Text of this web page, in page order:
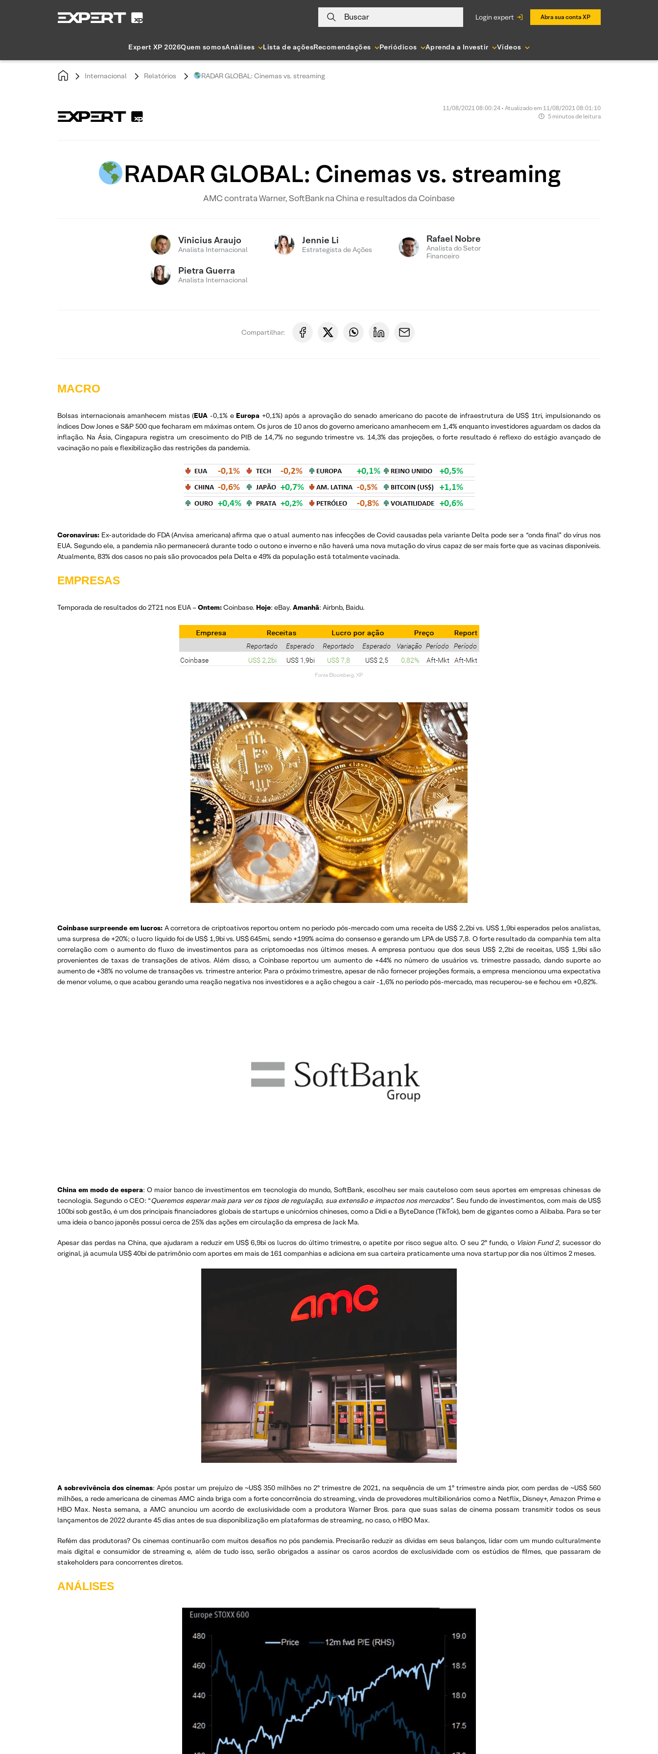
Buscar login expert Abra sua conta XP
Expert XP 2026Quem somosAnálises Lista de açõesRecomendações Periódicos Aprenda a Investir Vídeos
Internacional Relatórios RADAR GLOBAL: Cinemas vs. streaming
11/08/2021 08:00:24 • Atualizado em 11/08/2021 08:01:10
5 minutos de leitura
RADAR GLOBAL: Cinemas vs. streaming
AMC contrata Warner, SoftBank na China e resultados da Coinbase
Vinicius Araujo
Analista Internacional
Jennie Li
Estrategista de Ações
Rafael Nobre
Analista do Setor
Financeiro
Pietra Guerra
Analista Internacional
Compartilhar:
MACRO
Bolsas internacionais amanhecem mistas (EUA -0,1% e Europa +0,1%) após a aprovação do senado americano do pacote de infraestrutura de US$ 1tri, impulsionando os
índices Dow Jones e S&P 500 que fecharam em máximas ontem. Os juros de 10 anos do governo americano amanhecem em 1,4% enquanto investidores aguardam os dados da
inflação. Na Ásia, Cingapura registra um crescimento do PIB de 14,7% no segundo trimestre vs. 14,3% das projeções, o forte resultado é reflexo do estágio avançado de
vacinação no país e flexibilização das restrições da pandemia.
Coronavírus: Ex-autoridade do FDA (Anvisa americana) afirma que o atual aumento nas infecções de Covid causadas pela variante Delta pode ser a “onda final” do vírus nos
EUA. Segundo ele, a pandemia não permanecerá durante todo o outono e inverno e não haverá uma nova mutação do vírus capaz de ser mais forte que as vacinas disponíveis.
Atualmente, 83% dos casos no país são provocados pela Delta e 49% da população está totalmente vacinada.
EMPRESAS
Temporada de resultados do 2T21 nos EUA –Ontem:Coinbase. Hoje: eBay. Amanhã: Airbnb, Baidu.
Coinbase surpreende em lucros: A corretora de criptoativos reportou ontem no período pós-mercado com uma receita de US$ 2,2bi vs. US$ 1,9bi esperados pelos analistas,
uma surpresa de +20%; o lucro líquido foi de US$ 1,9bi vs. US$ 645mi, sendo +199% acima do consenso e gerando um LPA de US$ 7,8. O forte resultado da companhia tem alta
correlação com o aumento do fluxo de investimentos para as criptomoedas nos últimos meses. A empresa pontuou que dos seus US$ 2,2bi de receitas, US$ 1,9bi são
provenientes de taxas de transações de ativos. Além disso, a Coinbase reportou um aumento de +44% no número de usuários vs. trimestre passado, dando suporte ao
aumento de +38% no volume de transações vs. trimestre anterior. Para o próximo trimestre, apesar de não fornecer projeções formais, a empresa mencionou uma expectativa
de menor volume, o que acabou gerando uma reação negativa nos investidores e a ação chegou a cair -1,6% no período pós-mercado, mas recuperou-se e fechou em +0,82%.
China em modo de espera: O maior banco de investimentos em tecnologia do mundo, SoftBank, escolheu ser mais cauteloso com seus aportes em empresas chinesas de
tecnologia. Segundo o CEO: “Queremos esperar mais para ver os tipos de regulação, sua extensão e impactos nos mercados”. Seu fundo de investimentos, com mais de US$
100bi sob gestão, é um dos principais financiadores globais de startups e unicórnios chineses, como a Didi e a ByteDance (TikTok), bem de gigantes como a Alibaba. Para se ter
uma ideia o banco japonês possui cerca de 25% das ações em circulação da empresa de Jack Ma.
Apesar das perdas na China, que ajudaram a reduzir em US$ 6,9bi os lucros do último trimestre, o apetite por risco segue alto. O seu 2º fundo, o Vision Fund 2, sucessor do
original, já acumula US$ 40bi de patrimônio com aportes em mais de 161 companhias e adiciona em sua carteira praticamente uma nova startup por dia nos últimos 2 meses.
A sobrevivência dos cinemas: Após postar um prejuízo de ~US$ 350 milhões no 2º trimestre de 2021, na sequência de um 1º trimestre ainda pior, com perdas de ~US$ 560
milhões, a rede americana de cinemas AMC ainda briga com a forte concorrência do streaming, vinda de provedores multibilionários como a Netflix, Disney+, Amazon Prime e
HBO Max. Nesta semana, a AMC anunciou um acordo de exclusividade com a produtora Warner Bros. para que suas salas de cinema possam transmitir todos os seus
lançamentos de 2022 durante 45 dias antes de sua disponibilização em plataformas de streaming, no caso, o HBO Max.
Refém das produtoras? Os cinemas continuarão com muitos desafios no pós pandemia. Precisarão reduzir as dívidas em seus balanços, lidar com um mundo culturalmente
mais digital e consumidor de streaming e, além de tudo isso, serão obrigados a assinar os caros acordos de exclusividade com os estúdios de filmes, que passaram de
stakeholders para concorrentes diretos.
ANÁLISES